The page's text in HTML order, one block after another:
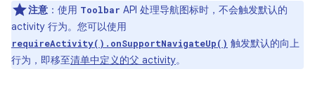
注意 ：使用 Toolbar API 处理导航图标时，不会触发默认的
activity 行为。您可以使用
requireActivity().onSupportNavigateUp() 触发默认的向上
行为，即移至清单中定义的父 activity。